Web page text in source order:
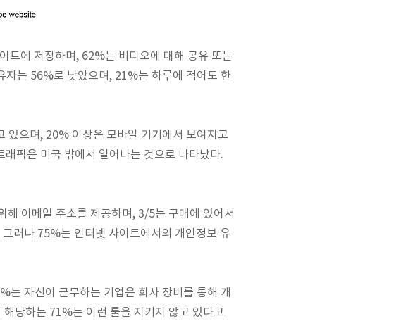
트에 저장하며, 62%는 비디오에 대해 공유 또는
는 56%로 낮았으며, 21%는 하루에 적어도 한
있으며, 20% 이상은 모바일 기기에서 보여지고
픽은 미국 밖에서 일어나는 것으로 나타났다.
이메일 주소를 제공하며, 3/5는 구매에 있어서
러나 75%는 인터넷 사이트에서의 개인정보 유
는 자신이 근무하는 기업은 회사 장비를 통해 개
당하는 71%는 이런 룰을 지키지 않고 있다고